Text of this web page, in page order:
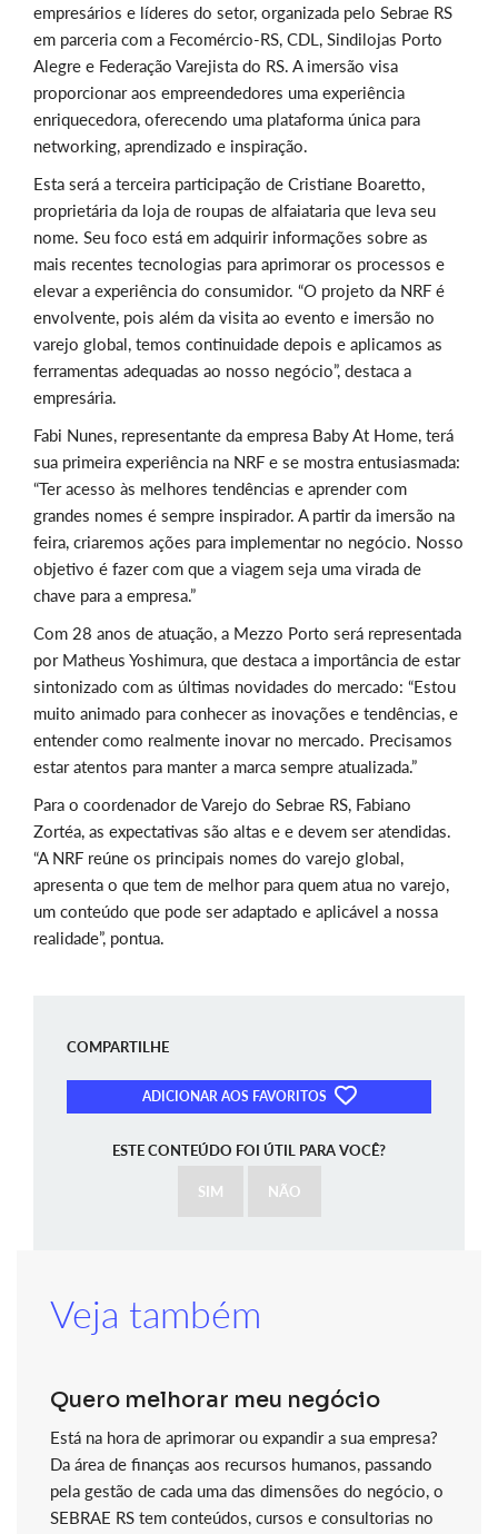
empresários e líderes do setor, organizada pelo Sebrae RS
em parceria com a Fecomércio-RS, CDL, Sindilojas Porto
Alegre e Federação Varejista do RS. A imersão visa
proporcionar aos empreendedores uma experiência
enriquecedora, oferecendo uma plataforma única para
networking, aprendizado e inspiração.
Esta será a terceira participação de Cristiane Boaretto,
proprietária da loja de roupas de alfaiataria que leva seu
nome. Seu foco está em adquirir informações sobre as
mais recentes tecnologias para aprimorar os processos e
elevar a experiência do consumidor. “O projeto da NRF é
envolvente, pois além da visita ao evento e imersão no
varejo global, temos continuidade depois e aplicamos as
ferramentas adequadas ao nosso negócio”, destaca a
empresária.
Fabi Nunes, representante da empresa Baby At Home, terá
sua primeira experiência na NRF e se mostra entusiasmada:
“Ter acesso às melhores tendências e aprender com
grandes nomes é sempre inspirador. A partir da imersão na
feira, criaremos ações para implementar no negócio. Nosso
objetivo é fazer com que a viagem seja uma virada de
chave para a empresa.”
Com 28 anos de atuação, a Mezzo Porto será representada
por Matheus Yoshimura, que destaca a importância de estar
sintonizado com as últimas novidades do mercado: “Estou
muito animado para conhecer as inovações e tendências, e
entender como realmente inovar no mercado. Precisamos
estar atentos para manter a marca sempre atualizada.”
Para o coordenador de Varejo do Sebrae RS, Fabiano
Zortéa, as expectativas são altas e e devem ser atendidas.
“A NRF reúne os principais nomes do varejo global,
apresenta o que tem de melhor para quem atua no varejo,
um conteúdo que pode ser adaptado e aplicável a nossa
realidade”, pontua.
COMPARTILHE
ADICIONAR AOS FAVORITOS
ESTE CONTEÚDO FOI ÚTIL PARA VOCÊ?
SIM NÃO
Veja também
Quero melhorar meu negócio
Está na hora de aprimorar ou expandir a sua empresa?
Da área de finanças aos recursos humanos, passando
pela gestão de cada uma das dimensões do negócio, o
SEBRAE RS tem conteúdos, cursos e consultorias no